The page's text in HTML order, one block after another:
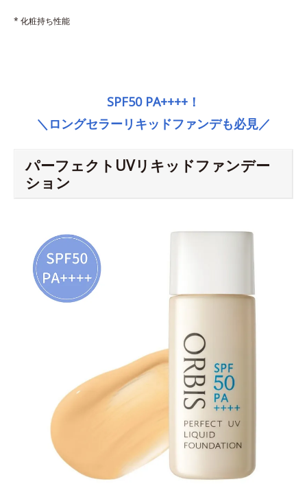
* 化粧持ち性能
SPF50 PA++++！
＼ロングセラーリキッドファンデも必見／
パーフェクトUVリキッドファンデー
ション